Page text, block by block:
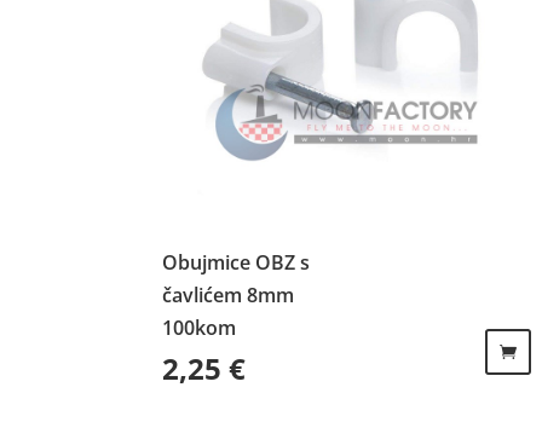
Obujmice OBZ s
čavlićem 8mm
100kom
2,25€